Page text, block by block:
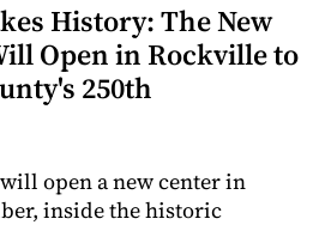
History: The New
Open in Rockville to
250th
open a new center in
inside the historic